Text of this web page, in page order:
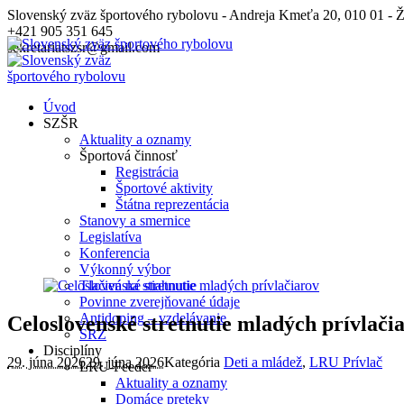
Slovenský zväz športového rybolovu - Andreja Kmeťa 20, 010 01 -
+421 905 351 645
sekretariatszsr@gmail.com
Úvod
SZŠR
Aktuality a oznamy
Športová činnosť
Registrácia
Športové aktivity
Štátna reprezentácia
Stanovy a smernice
Legislatíva
Konferencia
Výkonný výbor
Tlačivá na stiahnutie
Povinne zverejňované údaje
Antidoping – vzdelávanie
SRZ
Disciplíny
LRU-Feeder
Aktuality a oznamy
Domáce preteky
Celoslovenské stretnutie mladých
29. júna 202629. júna 2026Kategória Deti a mládež, LRU Prívlač